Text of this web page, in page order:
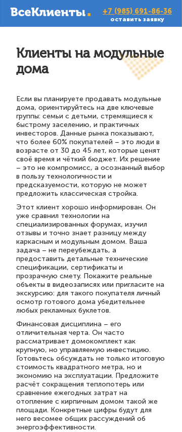
+7 (985) 691-86-36
оставить заявку
Клиенты на модульные
дома
Если вы планируете продавать модульные
дома, ориентируйтесь на две ключевые
группы: семьи с детьми, стремящиеся к
быстрому заселению, и практичных
инвесторов. Данные рынка показывают,
что более 60% покупателей – это люди в
возрасте от 30 до 45 лет, которые ценят
своё время и чёткий бюджет. Их решение
– это не компромисс, а осознанный выбор
в пользу технологичности и
предсказуемости, которую не может
предложить классическая стройка.
Этот клиент хорошо информирован. Он
уже сравнил технологии на
специализированных форумах, изучил
отзывы и точно знает разницу между
каркасным и модульным домом. Ваша
задача – не переубеждать, а
предоставить детальные технические
спецификации, сертификаты и
прозрачную смету. Покажите реальные
объекты в видеозаписях или пригласите на
экскурсию: для такого покупателя личный
осмотр готового дома убедительнее
любых рекламных буклетов.
Финансовая дисциплина – его
отличительная черта. Он часто
рассматривает домокомплект как
крупную, но управляемую инвестицию.
Готовьтесь обсуждать не только итоговую
стоимость квадратного метра, но и
экономию на эксплуатации. Предложите
расчёт сокращения теплопотерь или
сравнение ежегодных затрат на
отопление с кирпичным домом такой же
площади. Конкретные цифры будут для
него весомее общих рассуждений об
энергоэффективности.